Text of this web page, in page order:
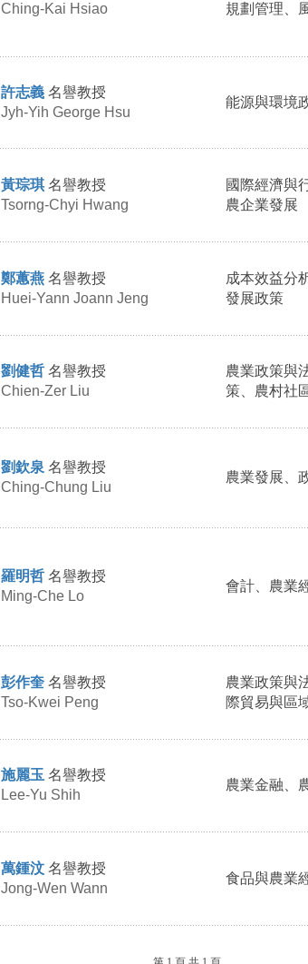
Ching-Kai Hsiao
規劃管理、
許志義 名譽教授
Jyh-Yih George Hsu
能源與環境
黃琮琪 名譽教授
Tsorng-Chyi Hwang
國際經濟與
農企業發展
鄭蕙燕 名譽教授
Huei-Yann Joann Jeng
成本效益分
發展政策
劉健哲 名譽教授
Chien-Zer Liu
農業政策與
策、農村社
劉欽泉 名譽教授
Ching-Chung Liu
農業發展、
羅明哲 名譽教授
Ming-Che Lo
會計、農業
彭作奎 名譽教授
Tso-Kwei Peng
農業政策與
際貿易與區
施麗玉 名譽教授
Lee-Yu Shih
農業金融、
萬鍾汶 名譽教授
Jong-Wen Wann
食品與農業